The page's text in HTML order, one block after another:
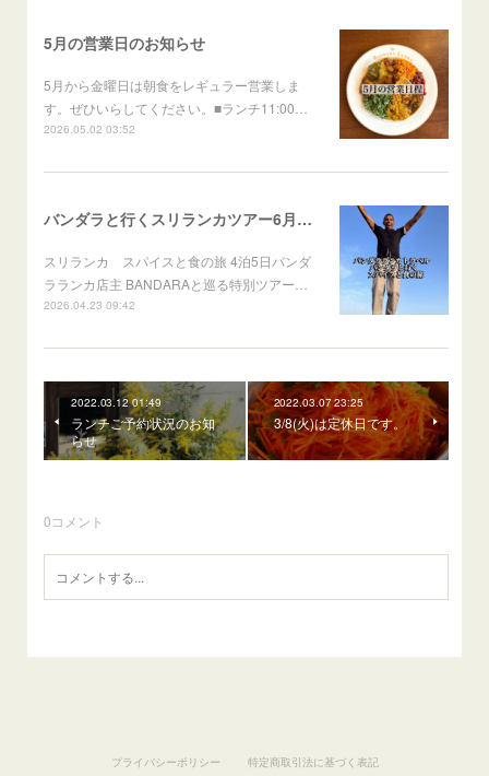
5月の営業日のお知らせ
5月から金曜日は朝食をレギュラー営業しま
す。ぜひいらしてください。■ランチ11:00…
2026.05.02 03:52
バンダラと行くスリランカツアー6月出発
スリランカ スパイスと食の旅 4泊5日バンダ
ラランカ店主 BANDARAと巡る特別ツアー…
2026.04.23 09:42
2022.03.12 01:49
ランチご予約状況のお知
らせ
2022.03.07 23:25
3/8(火)は定休日です。
0コメント
プライバシーポリシー 特定商取引法に基づく表記